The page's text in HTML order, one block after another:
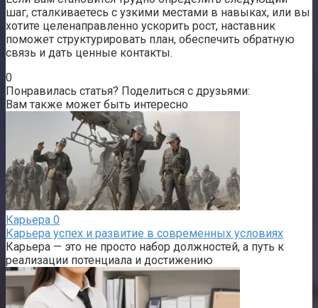
шаг, сталкиваетесь с узкими местами в навыках, или вы
хотите целенаправленно ускорить рост, наставник
поможет структурировать план, обеспечить обратную
связь и дать ценные контакты.
0
Понравилась статья? Поделиться с друзьями:
Вам также может быть интересно
Карьера 0
Карьера успех и развитие в современных условиях
Карьера — это не просто набор должностей, а путь к
реализации потенциала и достижению